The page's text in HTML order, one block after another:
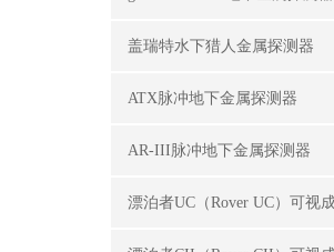
盖瑞特水下猎人金属探测器
ATX脉冲地下金属探测器
AR-III脉冲地下金属探测器